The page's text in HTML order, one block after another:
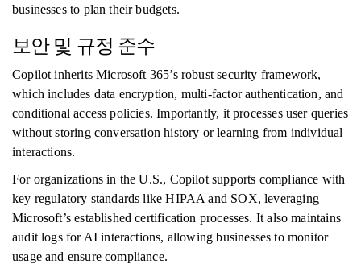
businesses to plan their budgets.
보안 및 규정 준수
Copilot inherits Microsoft 365’s robust security framework,
which includes data encryption, multi-factor authentication, and
conditional access policies. Importantly, it processes user queries
without storing conversation history or learning from individual
interactions.
For organizations in the U.S., Copilot supports compliance with
key regulatory standards like HIPAA and SOX, leveraging
Microsoft’s established certification processes. It also maintains
audit logs for AI interactions, allowing businesses to monitor
usage and ensure compliance.